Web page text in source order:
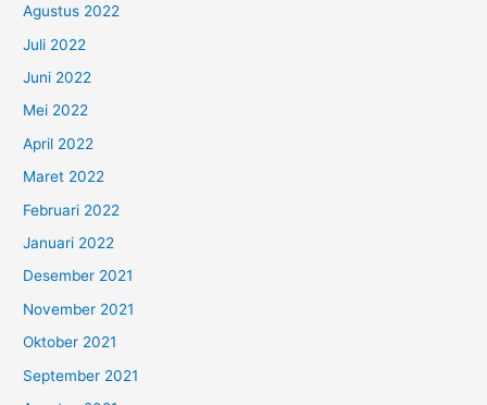
Agustus 2022
Juli 2022
Juni 2022
Mei 2022
April 2022
Maret 2022
Februari 2022
Januari 2022
Desember 2021
November 2021
Oktober 2021
September 2021